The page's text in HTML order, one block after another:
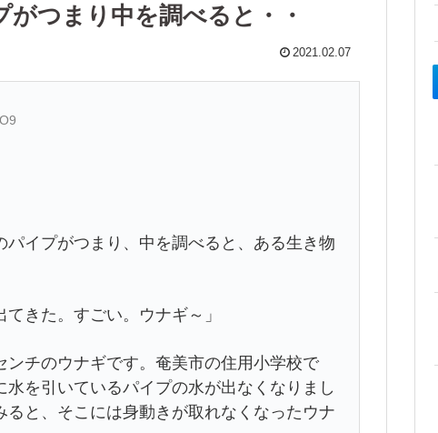
つまり中を調べると・・
2021.02.07
イプがつまり、中を調べると、ある生き物
きた。すごい。ウナギ～」
チのウナギです。奄美市の住用小学校で
を引いているパイプの水が出なくなりまし
と、そこには身動きが取れなくなったウナ